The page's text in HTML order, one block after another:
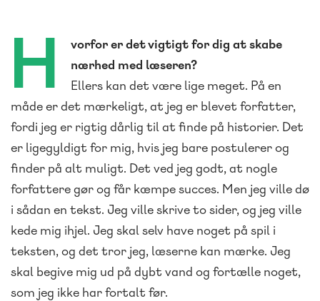
H
vorfor er det vigtigt for dig at skabe
nærhed med læseren?
Ellers kan det være lige meget. På en
måde er det mærkeligt, at jeg er blevet forfatter,
fordi jeg er rigtig dårlig til at finde på historier. Det
er ligegyldigt for mig, hvis jeg bare postulerer og
finder på alt muligt. Det ved jeg godt, at nogle
forfattere gør og får kæmpe succes. Men jeg ville dø
i sådan en tekst. Jeg ville skrive to sider, og jeg ville
kede mig ihjel. Jeg skal selv have noget på spil i
teksten, og det tror jeg, læserne kan mærke. Jeg
skal begive mig ud på dybt vand og fortælle noget,
som jeg ikke har fortalt før.